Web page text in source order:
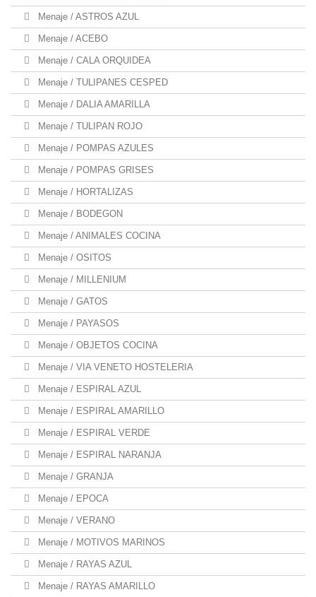
Menaje / ASTROS AZUL
Menaje / ACEBO
Menaje / CALA ORQUIDEA
Menaje / TULIPANES CESPED
Menaje / DALIA AMARILLA
Menaje / TULIPAN ROJO
Menaje / POMPAS AZULES
Menaje / POMPAS GRISES
Menaje / HORTALIZAS
Menaje / BODEGON
Menaje / ANIMALES COCINA
Menaje / OSITOS
Menaje / MILLENIUM
Menaje / GATOS
Menaje / PAYASOS
Menaje / OBJETOS COCINA
Menaje / VIA VENETO HOSTELERIA
Menaje / ESPIRAL AZUL
Menaje / ESPIRAL AMARILLO
Menaje / ESPIRAL VERDE
Menaje / ESPIRAL NARANJA
Menaje / GRANJA
Menaje / EPOCA
Menaje / VERANO
Menaje / MOTIVOS MARINOS
Menaje / RAYAS AZUL
Menaje / RAYAS AMARILLO